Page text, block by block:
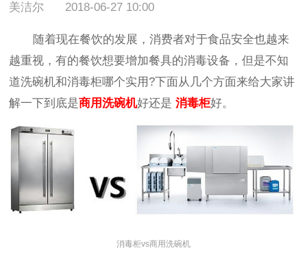
美洁尔 2018-06-27 10:00
随着现在餐饮的发展，消费者对于食品安全也越来
越重视，有的餐饮想要增加餐具的消毒设备，但是不知
道洗碗机和消毒柜哪个实用?下面从几个方面来给大家讲
解一下到底是商用洗碗机好还是消毒柜好。
消毒柜vs商用洗碗机